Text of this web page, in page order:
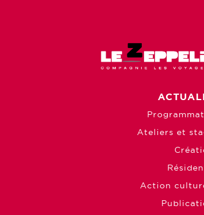
Ateliers et
Action